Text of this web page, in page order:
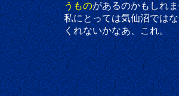
うものがあるのかもしれ
私にとっては気仙沼ではなく
くれないかなあ、これ。